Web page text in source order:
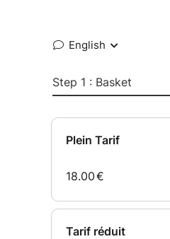
English
Step 1 : Basket
Plein Tarif
18.00€
Tarif réduit